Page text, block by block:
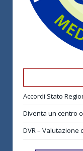
Accordi Stato
Diventa un centro
DVR – Valutazione